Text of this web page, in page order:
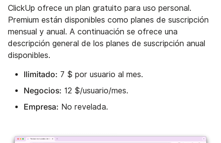
ClickUp ofrece un plan gratuito para uso personal.
Premium están disponibles como planes de suscripción
mensual y anual. A continuación se ofrece una
descripción general de los planes de suscripción anual
disponibles.
Ilimitado: 7 $ por usuario al mes.
Negocios: 12 $/usuario/mes.
Empresa: No revelada.